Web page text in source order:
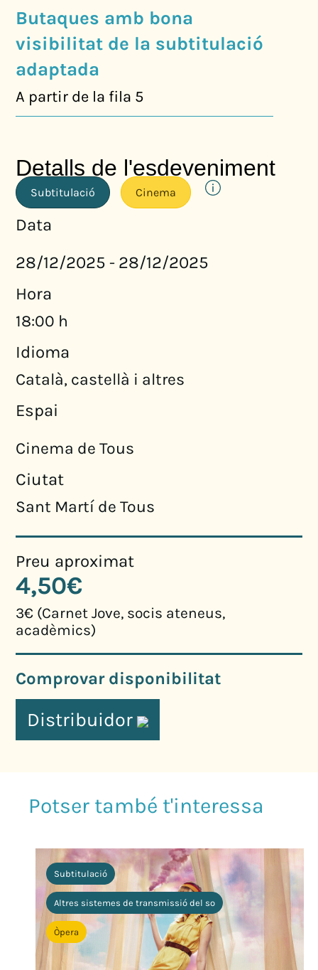
Butaques amb bona
visibilitat de la subtitulació
adaptada
A partir de la fila 5
Detalls de l'esdeveniment
Subtitulació Cinema
Data
28/12/2025 - 28/12/2025
Hora
18:00 h
Idioma
Català, castellà i altres
Espai
Cinema de Tous
Ciutat
Sant Martí de Tous
Preu aproximat
4,50€
3€ (Carnet Jove, socis ateneus,
acadèmics)
Comprovar disponibilitat
Distribuidor
Subtitulació
Altres sistemes de transmissió del so
Òpera